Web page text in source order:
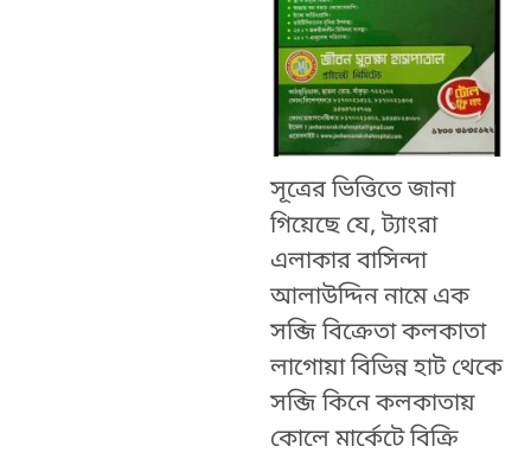
সূত্রের ভিত্তিতে জানা
গিয়েছে যে, ট্যাংরা
এলাকার বাসিন্দা
আলাউদ্দিন নামে এক
সব্জি বিক্রেতা কলকাতা
লাগোয়া বিভিন্ন হাট থেকে
সব্জি কিনে কলকাতায়
কোলে মার্কেটে বিক্রি